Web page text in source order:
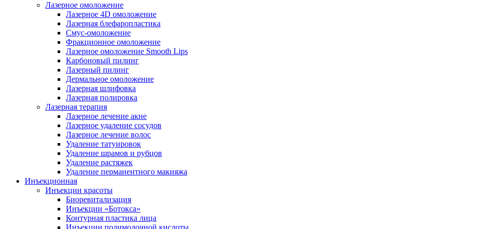
Лазерное омоложение
Лазерное 4D омоложение
Лазерная блефаропластика
Смус-омоложение
Фракционное омоложение
Лазерное омоложение Smooth Lips
Карбоновый пилинг
Лазерный пилинг
Дермальное омоложение
Лазерная шлифовка
Лазерная полировка
Лазерная терапия
Лазерное лечение акне
Лазерное удаление сосудов
Лазерное лечение волос
Удаление татуировок
Удаление шрамов и рубцов
Удаление растяжек
Удаление перманентного макияжа
Инъекционная
Инъекции красоты
Биоревитализация
Инъекции «Ботокса»
Контурная пластика лица
Инъекции полимолочной кислоты